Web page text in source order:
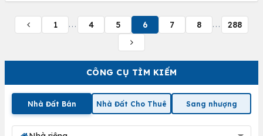
CÔNG CỤ TÌM KIẾM
Nhà Đất Bán Nhà Đất Cho Thuê Sang nhượng
1 ... 4 5 6 7 8 ... 288